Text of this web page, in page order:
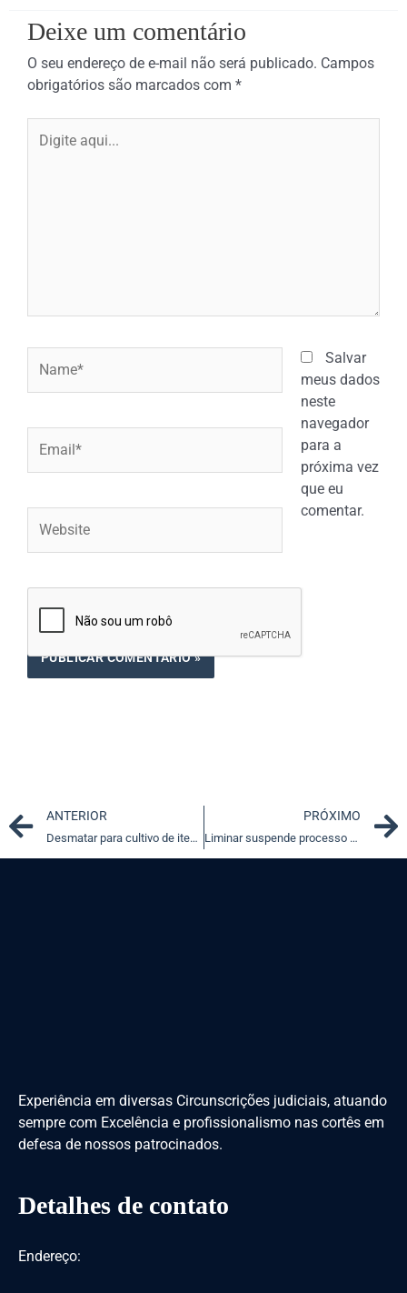
Deixe um comentário
O seu endereço de e-mail não será publicado. Campos
obrigatórios são marcados com *
aqui...
Salvar
meus dados
neste
navegador
para a
próxima vez
que eu
comentar.
Prev
ANTERIOR
Desmatar para cultivo de itens de subsistência não é crime
PRÓXIMO
Liminar suspende processo sobre correção de depósitos do FGTS em trâmite na Justiça Federal do RS
Experiência em diversas Circunscrições judiciais, atuando
sempre com Excelência e profissionalismo nas cortês em
defesa de nossos patrocinados.
Detalhes de contato
Endereço: